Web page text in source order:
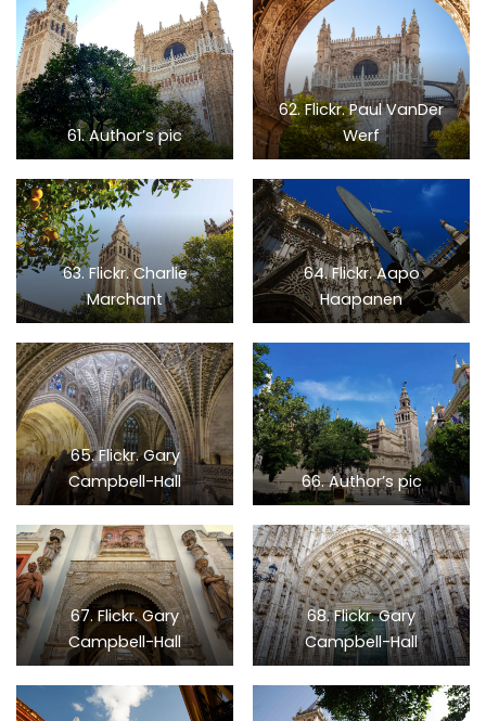
61. Author’s pic
62. Flickr. Paul VanDer
Werf
63. Flickr. Charlie
Marchant
64. Flickr. Aapo
Haapanen
65. Flickr. Gary
Campbell-Hall
66. Author’s pic
67. Flickr. Gary
Campbell-Hall
68. Flickr. Gary
Campbell-Hall